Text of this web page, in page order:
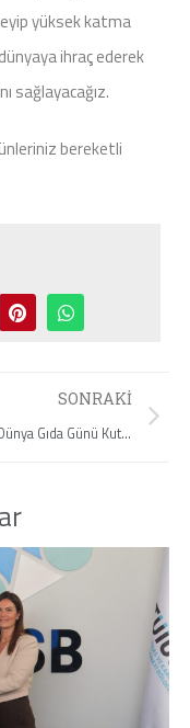
yüksek katma
ihraç ederek
sağlayacağız.
bereketli
SONRAKI
16 Ekim Dünya Gıda Günü Kutlu Olsun!